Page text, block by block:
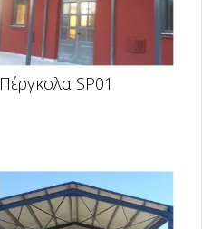
Πέργκολα SP01